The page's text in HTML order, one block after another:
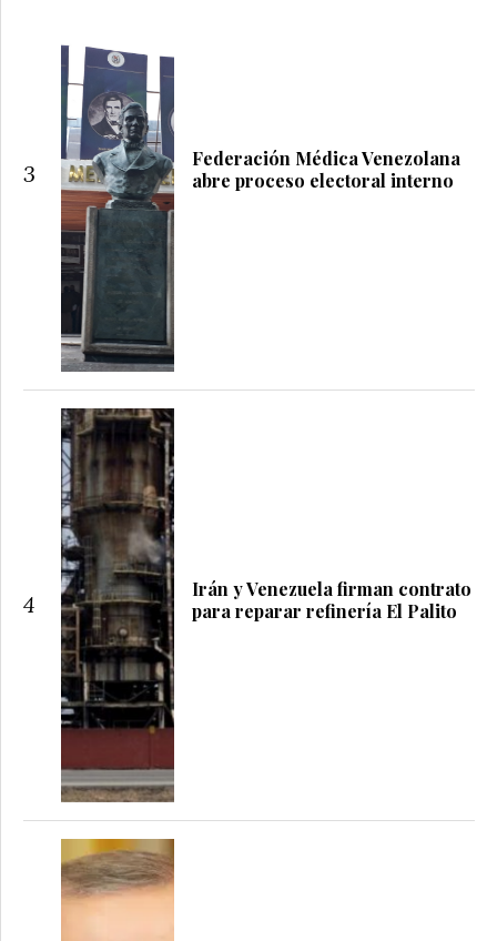
3
Federación Médica Venezolana
abre proceso electoral interno
4
Irán y Venezuela firman contrato
para reparar refinería El Palito